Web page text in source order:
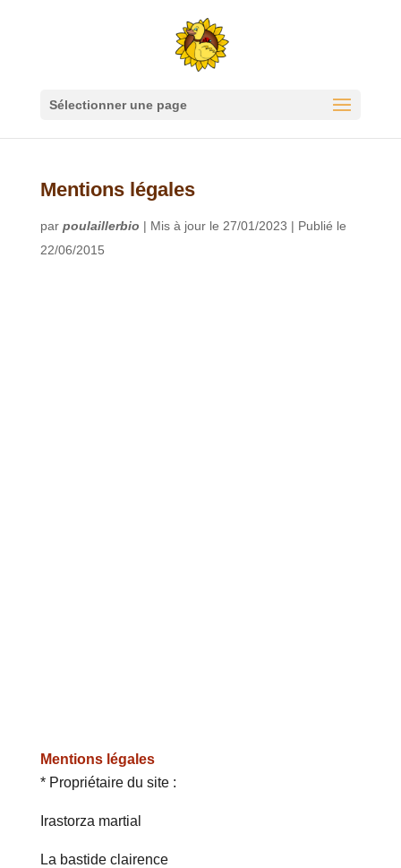
Sélectionner une page
Mentions légales
par poulaillerbio | Mis à jour le 27/01/2023 | Publié le
22/06/2015
Mentions légales
* Propriétaire du site :
Irastorza martial
La bastide clairence